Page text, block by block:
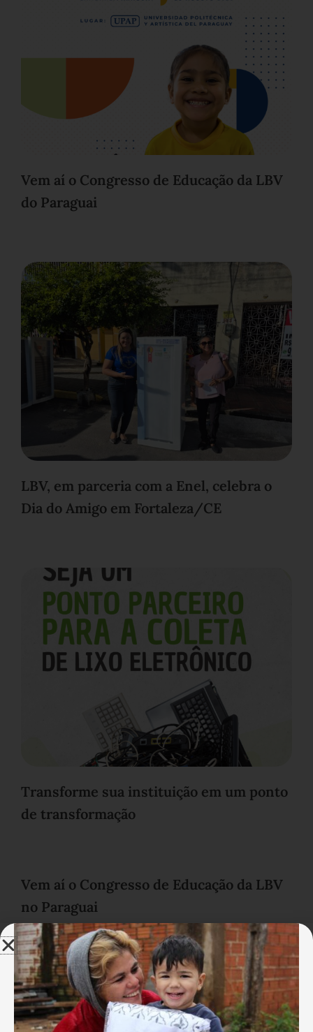
Vem aí o Congresso de Educação da LBV
do Paraguai
LBV, em parceria com a Enel, celebra o
Dia do Amigo em Fortaleza/CE
Transforme sua instituição em um ponto
de transformação
Vem aí o Congresso de Educação da LBV
no Paraguai
LBV aquece famílias com campanha de
inverno